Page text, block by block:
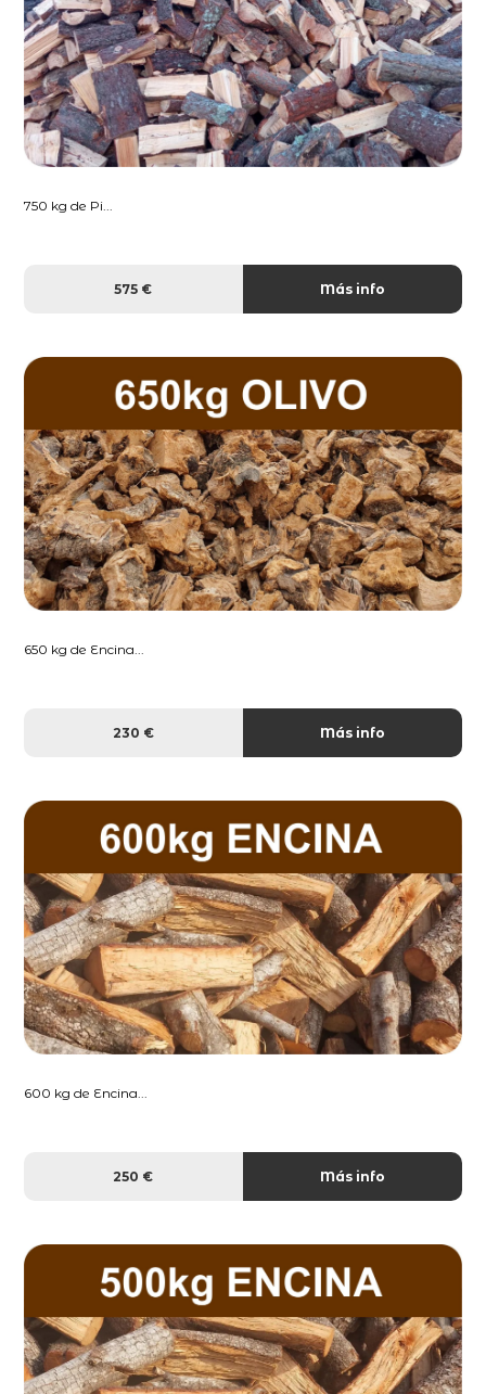
750 kg de Pi...
575 € Más info
650 kg de Encina...
230 € Más info
600 kg de Encina...
250 € Más info